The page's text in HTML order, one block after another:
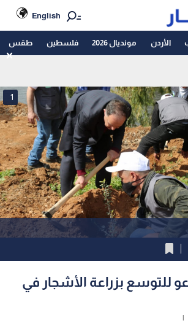
English
الأردن مونديال 2026 فلسطين طقس
1
للتوسع بزراعة الأشجار في
|